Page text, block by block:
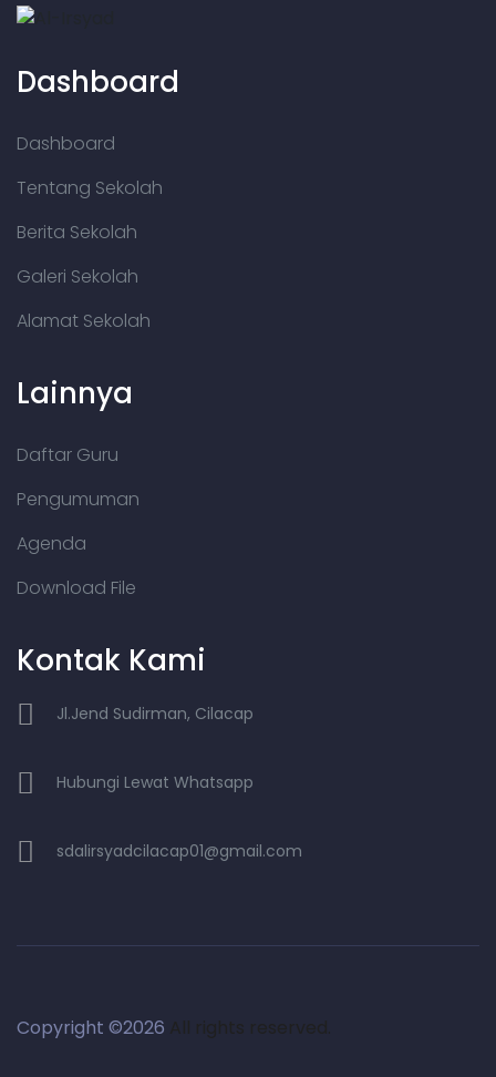
Dashboard
Dashboard
Tentang Sekolah
Berita Sekolah
Galeri Sekolah
Alamat Sekolah
Lainnya
Daftar Guru
Pengumuman
Agenda
Download File
Kontak Kami
Jl.Jend Sudirman, Cilacap
Hubungi Lewat Whatsapp
sdalirsyadcilacap01@gmail.com
Copyright ©2026 All rights reserved.